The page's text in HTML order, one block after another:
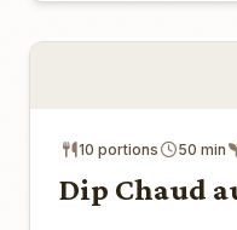
10 portions 50 min
Dip Chaud